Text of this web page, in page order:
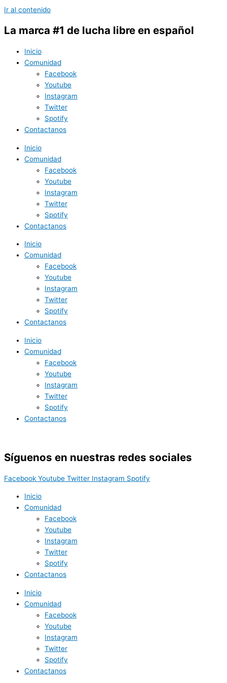
Ir al contenido
La marca #1 de lucha libre en español
Inicio
Comunidad
Facebook
Youtube
Instagram
Twitter
Spotify
Contactanos
Inicio
Comunidad
Facebook
Youtube
Instagram
Twitter
Spotify
Contactanos
Inicio
Comunidad
Facebook
Youtube
Instagram
Twitter
Spotify
Contactanos
Inicio
Comunidad
Facebook
Youtube
Instagram
Twitter
Spotify
Contactanos
Síguenos en nuestras redes sociales
Facebook Youtube Twitter Instagram Spotify
Inicio
Comunidad
Facebook
Youtube
Instagram
Twitter
Spotify
Contactanos
Inicio
Comunidad
Facebook
Youtube
Instagram
Twitter
Spotify
Contactanos